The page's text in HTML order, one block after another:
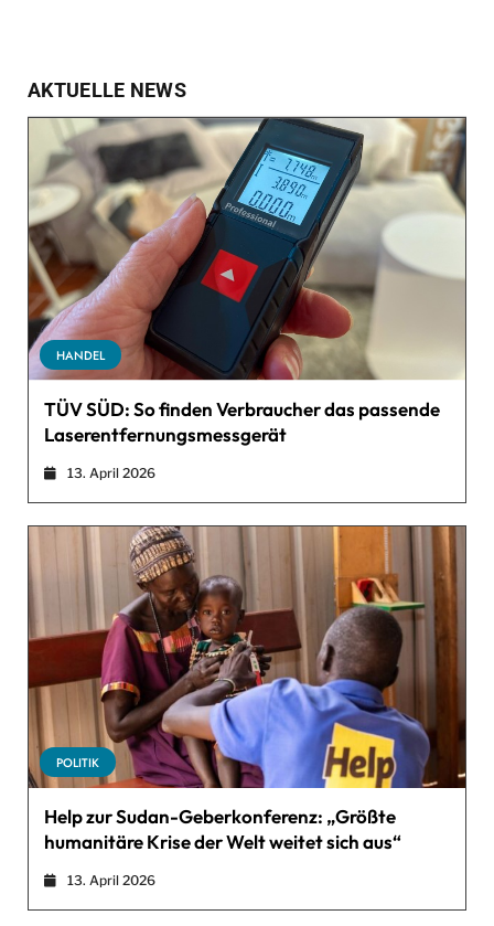
AKTUELLE NEWS
HANDEL
TÜV SÜD: So finden Verbraucher das passende
Laserentfernungsmessgerät
13. April 2026
POLITIK
Help zur Sudan-Geberkonferenz: „Größte
humanitäre Krise der Welt weitet sich aus“
13. April 2026